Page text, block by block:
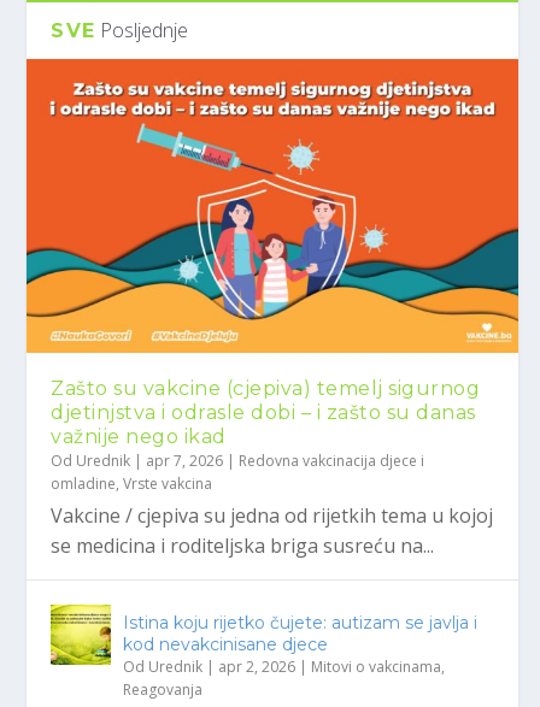
SVE Posljednje
Zašto su vakcine (cjepiva) temelj sigurnog
djetinjstva i odrasle dobi – i zašto su danas
važnije nego ikad
Od Urednik | apr 7, 2026 | Redovna vakcinacija djece i
omladine,Vrste vakcina
Vakcine / cjepiva su jedna od rijetkih tema u kojoj
se medicina i roditeljska briga susreću na...
Istina koju rijetko čujete: autizam se javlja i
kod nevakcinisane djece
Od Urednik | apr 2, 2026 | Mitovi o vakcinama,
Reagovanja